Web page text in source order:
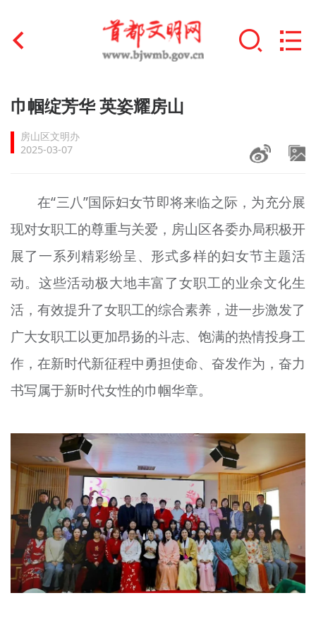
首页
文明创建
文明培育
+
未成年人思想道德建设
榜样人物
+
身边好人
文明评论
北京宣传文化引导基金
宣传思想文化人才
专题
资料库
+
巾帼绽芳华 英姿耀房山
房山区文明办
2025-03-07
在“三八”国际妇女节即将来临之际，为充分展
现对女职工的尊重与关爱，房山区各委办局积极开
展了一系列精彩纷呈、形式多样的妇女节主题活
动。这些活动极大地丰富了女职工的业余文化生
活，有效提升了女职工的综合素养，进一步激发了
广大女职工以更加昂扬的斗志、饱满的热情投身工
作，在新时代新征程中勇担使命、奋发作为，奋力
书写属于新时代女性的巾帼华章。